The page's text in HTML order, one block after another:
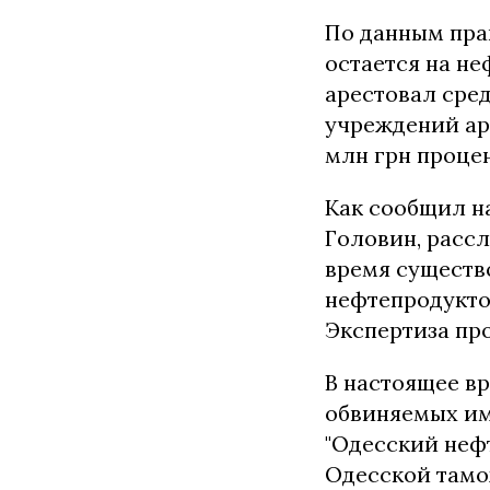
По данным
остается на
арестовал
учреждений
млн грн
Как сообщил
Головин,
время
Экспертиза
В настоящее
обвиняемых
"Одесский
Одесской